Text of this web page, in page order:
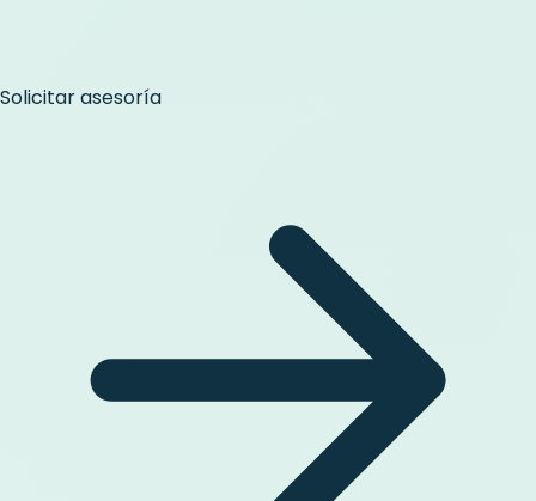
Solicitar asesoría